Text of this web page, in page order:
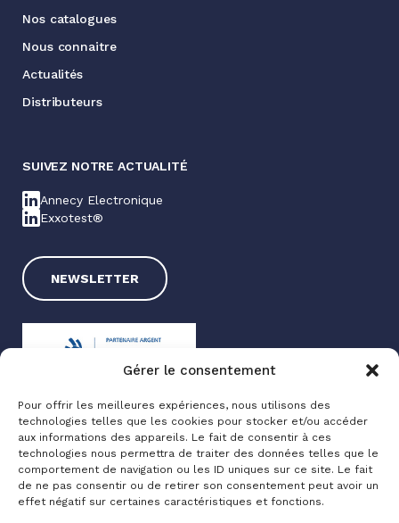
Gérer le consentement
Pour offrir les meilleures expériences, nous utilisons des
technologies telles que les cookies pour stocker et/ou accéder
aux informations des appareils. Le fait de consentir à ces
technologies nous permettra de traiter des données telles que le
comportement de navigation ou les ID uniques sur ce site. Le fait
de ne pas consentir ou de retirer son consentement peut avoir un
effet négatif sur certaines caractéristiques et fonctions.
Nos catalogues
Nous connaitre
Actualités
Distributeurs
SUIVEZ NOTRE ACTUALITÉ
Annecy Electronique
Exxotest®
NEWSLETTER
Exxotest® 2025
Mentions légales
Politique de confidentialité
Made with love byAltimax